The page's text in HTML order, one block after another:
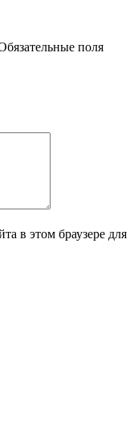
поля
в этом браузере для